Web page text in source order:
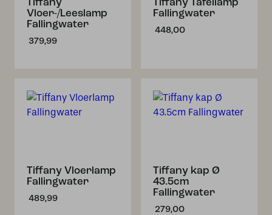
Tiffany
Vloer-/Leeslamp
Fallingwater
379,99
Tiffany Tafellamp
Fallingwater
448,00
Tiffany Vloerlamp
Fallingwater
489,99
Tiffany kap Ø
43.5cm
Fallingwater
279,00